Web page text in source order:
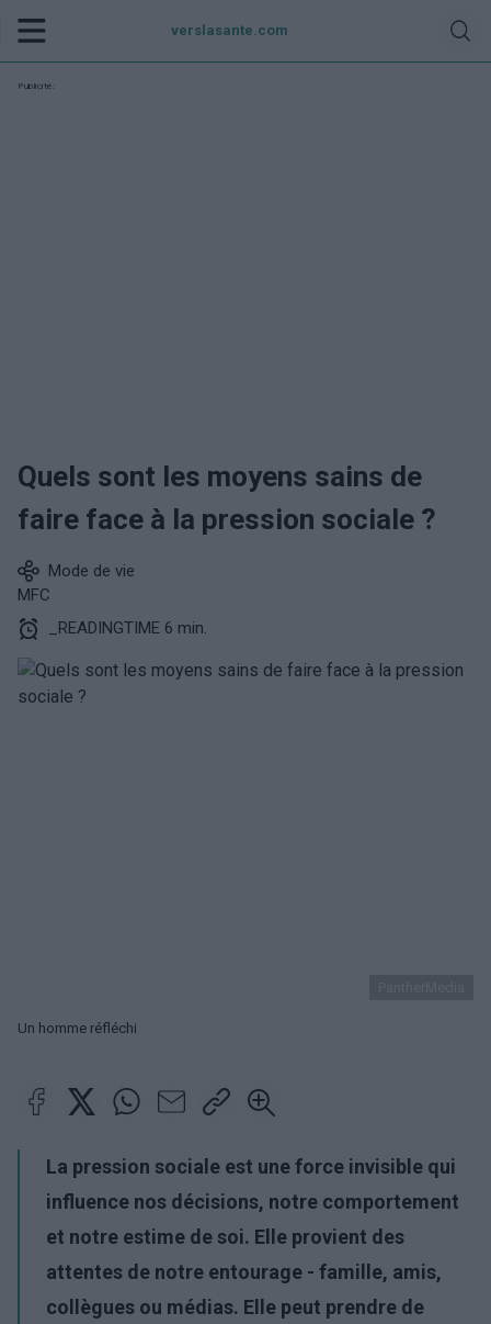
verslasante.com
Publicité:
Quels sont les moyens sains de
faire face à la pression sociale ?
Mode de vie
MFC
_READINGTIME 6 min.
Un homme réfléchi
La pression sociale est une force invisible qui
influence nos décisions, notre comportement
et notre estime de soi. Elle provient des
attentes de notre entourage - famille, amis,
collègues ou médias. Elle peut prendre de